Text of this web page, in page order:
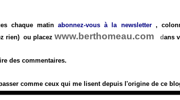
chaque matinabonnez-vous à la newsletter,
rien) ou placez www.berthomeau.com dans
des commentaires.
comme ceux qui me lisent depuis l'origine de ce